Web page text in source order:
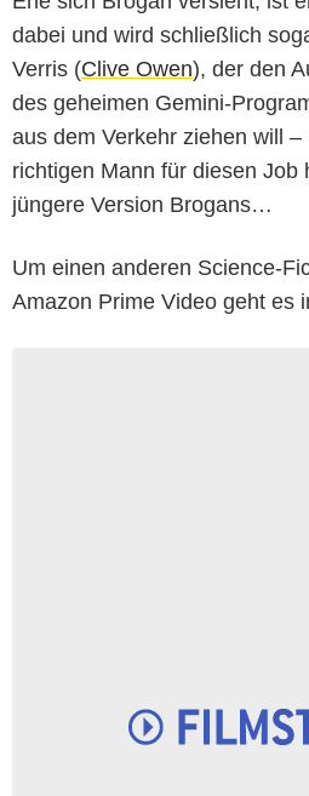
dabei und wird schließlich
Verris (Clive Owen), der den
des geheimen Gemini-
aus dem Verkehr ziehen will
richtigen Mann für diesen Job
jüngere Version Brogans…
Um einen anderen Science-
Amazon Prime Video geht es